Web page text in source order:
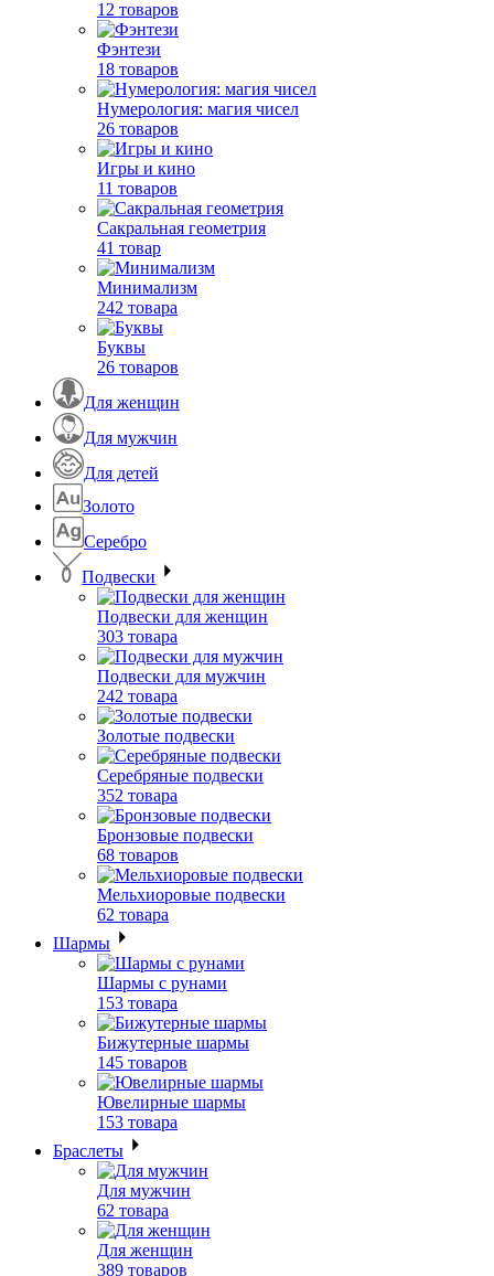
12 товаров
Фэнтези
18 товаров
Нумерология: магия чисел
26 товаров
Игры и кино
11 товаров
Сакральная геометрия
41 товар
Минимализм
242 товара
Буквы
26 товаров
Для женщин
Для мужчин
Для детей
Золото
Серебро
Подвески
Подвески для женщин
303 товара
Подвески для мужчин
242 товара
Золотые подвески
Серебряные подвески
352 товара
Бронзовые подвески
68 товаров
Мельхиоровые подвески
62 товара
Шармы
Шармы с рунами
153 товара
Бижутерные шармы
145 товаров
Ювелирные шармы
153 товара
Браслеты
Для мужчин
62 товара
Для женщин
389 товаров